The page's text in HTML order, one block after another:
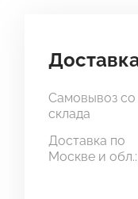
Самовывоз со
склада
Доставка по
Москве и обл.: